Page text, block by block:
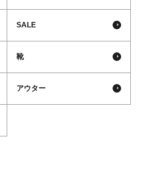
SALE
靴
アウター